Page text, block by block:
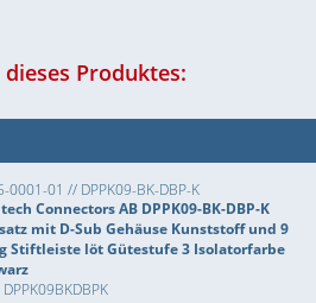
Produktes:
0001-01 // DPPK09-BK-DBP-K
Connectors AB DPPK09-BK-DBP-K
mit D-Sub Gehäuse Kunststoff und 9
Stiftleiste löt Gütestufe 3 Isolatorfarbe
DPPK09BKDBPK